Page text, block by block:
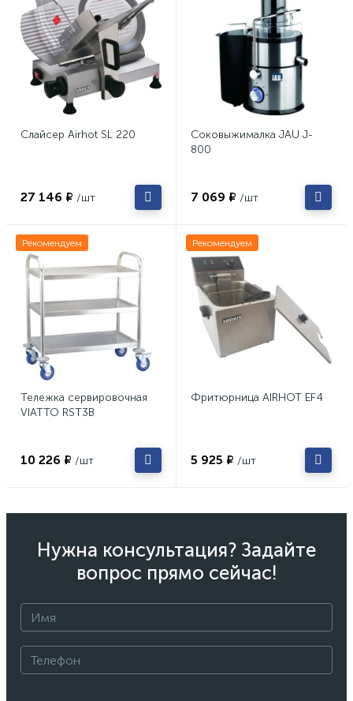
Слайсер Airhot SL 220
27 146 ₽ /шт
Соковыжималка JAU J-
800
7 069 ₽ /шт
Рекомендуем
Тележка сервировочная
VIATTO RST3B
10 226 ₽ /шт
Рекомендуем
Фритюрница AIRHOT EF4
5 925 ₽ /шт
Нужна консультация? Задайте
вопрос прямо сейчас!